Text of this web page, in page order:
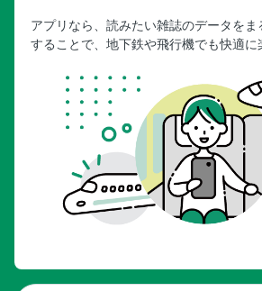
アプリなら、読みたい雑誌のデータをま
することで、地下鉄や飛行機でも快適に